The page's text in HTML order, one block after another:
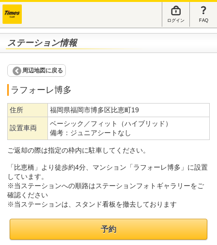
ログイン FAQ
ステーション情報
周辺地図に戻る
ラフォーレ博多
住所 福岡県福岡市博多区比恵町19
設置車両
ベーシック／フィット（ハイブリッド）
備考： ジュニアシートなし
ご返却の際は指定の枠内に駐車してください。
「比恵橋」より徒歩約4分、マンション「ラフォーレ博多」に設置
しています。
※当ステーションへの順路はステーションフォトギャラリーをご
確認ください
※当ステーションは、スタンド看板を撤去しております
予約